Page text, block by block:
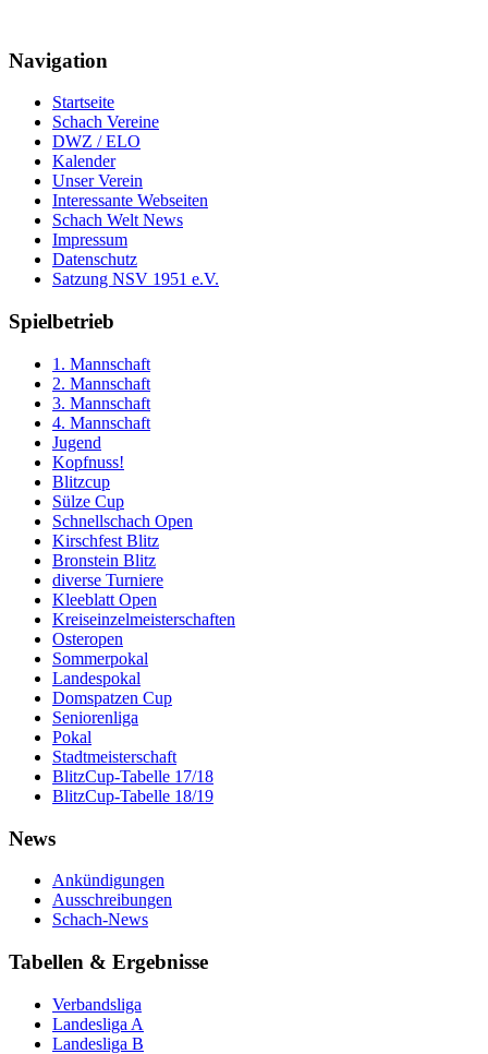
Navigation
Startseite
Schach Vereine
DWZ / ELO
Kalender
Unser Verein
Interessante Webseiten
Schach Welt News
Impressum
Datenschutz
Satzung NSV 1951 e.V.
Spielbetrieb
1. Mannschaft
2. Mannschaft
3. Mannschaft
4. Mannschaft
Jugend
Kopfnuss!
Blitzcup
Sülze Cup
Schnellschach Open
Kirschfest Blitz
Bronstein Blitz
diverse Turniere
Kleeblatt Open
Kreiseinzelmeisterschaften
Osteropen
Sommerpokal
Landespokal
Domspatzen Cup
Seniorenliga
Pokal
Stadtmeisterschaft
BlitzCup-Tabelle 17/18
BlitzCup-Tabelle 18/19
News
Ankündigungen
Ausschreibungen
Schach-News
Tabellen & Ergebnisse
Verbandsliga
Landesliga A
Landesliga B